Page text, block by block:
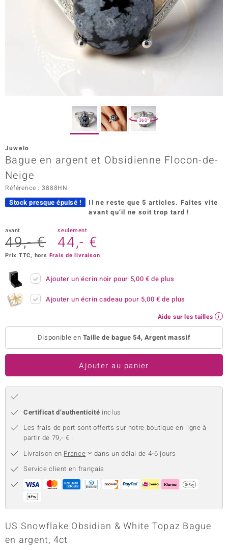
Paraíso
Collection
360°
Juwelo
Bague en argent et Obsidienne Flocon-de-
Neige
Référence : 3888HN
Stock presque épuisé ! Il ne reste que 5 articles. Faites vite
avant qu’il ne soit trop tard !
avant
49,- €
seulement
44,- €
Prix TTC, hors Frais de livraison
Ajouter un écrin noir pour 5,00 € de plus
Ajouter un écrin cadeau pour 5,00 € de plus
Aide sur les tailles
Disponible en Taille de bague 54, Argent massif
Ajouter au panier
Certificat d’authenticité inclus
Les frais de port sont offerts sur notre boutique en ligne à
partir de 79,- € !
Livraison en France
dans un délai de 4-6 jours
Service client en français
US Snowflake Obsidian & White Topaz Bague
en argent, 4ct